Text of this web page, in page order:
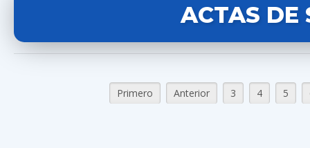
ACTAS DE
Primero Anterior 3 4 5